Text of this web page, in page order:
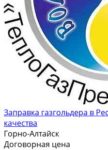
Заправка газгольдера в
качества
Горно-Алтайск
Договорная цена